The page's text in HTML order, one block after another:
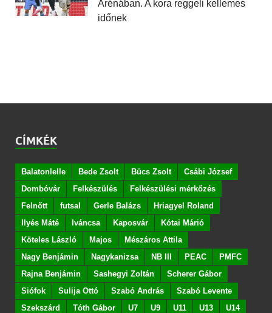
Arénában. A kora reggeli kellemes
időnek
CÍMKÉK
Balatonlelle Bede Zsolt Bücs Zsolt
Csábi József
Dombóvár
Felkészülés
Felkészülési mérkőzés
Felnőtt
futsal Gerle Balázs
Hriagyel Roland
Ilyés Máté
Iváncsa Kaposvár
Kótai Márió
Köteles László
Majos
Mészáros Attila
Nagy Benjámin
Nagykanizsa NB III PEAC
PMFC
Rajna Benjámin
Sashegyi Zoltán
Scherer Gábor
Siófok
Sulija Ottó Szabó András
Szabó Levente
Szekszárd
Tóth Gábor U7 U9 U11 U13
U14